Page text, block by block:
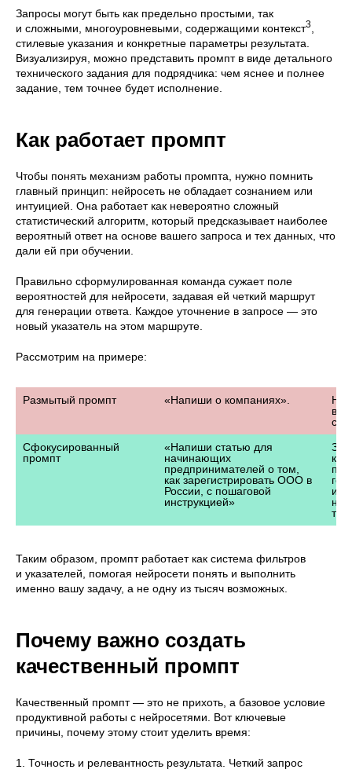
Запросы могут быть как предельно простыми, так
и сложными, многоуровневыми, содержащими контекст3,
стилевые указания и конкретные параметры результата.
Визуализируя, можно представить промпт в виде детального
технического задания для подрядчика: чем яснее и полнее
задание, тем точнее будет исполнение.
Как работает промпт
Чтобы понять механизм работы промпта, нужно помнить
главный принцип: нейросеть не обладает сознанием или
интуицией. Она работает как невероятно сложный
статистический алгоритм, который предсказывает наиболее
вероятный ответ на основе вашего запроса и тех данных, что
дали ей при обучении.
Правильно сформулированная команда сужает поле
вероятностей для нейросети, задавая ей четкий маршрут
для генерации ответа. Каждое уточнение в запросе — это
новый указатель на этом маршруте.
Рассмотрим на примере:
Размытый промпт «Напиши о компаниях».
Сфокусированный
промпт
«Напиши статью для
начинающих
предпринимателей о том,
как зарегистрировать ООО в
России, с пошаговой
инструкцией»
Таким образом, промпт работает как система фильтров
и указателей, помогая нейросети понять и выполнить
именно вашу задачу, а не одну из тысяч возможных.
Почему важно создать
качественный промпт
Качественный промпт — это не прихоть, а базовое условие
продуктивной работы с нейросетями. Вот ключевые
причины, почему этому стоит уделить время:
1. Точность и релевантность результата. Четкий запрос